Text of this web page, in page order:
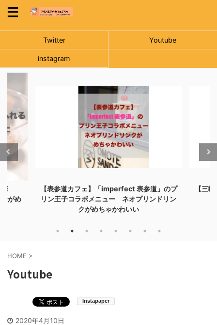
Twitter Youtube
instagram
がめ
【表参道カフェ】「imperfect 表参道」のプ
リン王子コラボメニュー ネオプリンドリン
クがめちゃかわいい
【三
HOME >
Youtube
2020年4月10日